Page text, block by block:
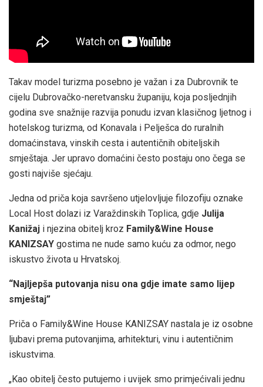
Takav model turizma posebno je važan i za Dubrovnik te
cijelu Dubrovačko-neretvansku županiju, koja posljednjih
godina sve snažnije razvija ponudu izvan klasičnog ljetnog i
hotelskog turizma, od Konavala i Pelješca do ruralnih
domaćinstava, vinskih cesta i autentičnih obiteljskih
smještaja. Jer upravo domaćini često postaju ono čega se
gosti najviše sjećaju.
Jedna od priča koja savršeno utjelovljuje filozofiju oznake
Local Host dolazi iz Varaždinskih Toplica, gdje Julija
Kanižaj i njezina obitelj kroz Family&Wine House
KANIZSAY gostima ne nude samo kuću za odmor, nego
iskustvo života u Hrvatskoj.
“Najljepša putovanja nisu ona gdje imate samo lijep
smještaj”
Priča o Family&Wine House KANIZSAY nastala je iz osobne
ljubavi prema putovanjima, arhitekturi, vinu i autentičnim
iskustvima.
„Kao obitelj često putujemo i uvijek smo primjećivali jednu